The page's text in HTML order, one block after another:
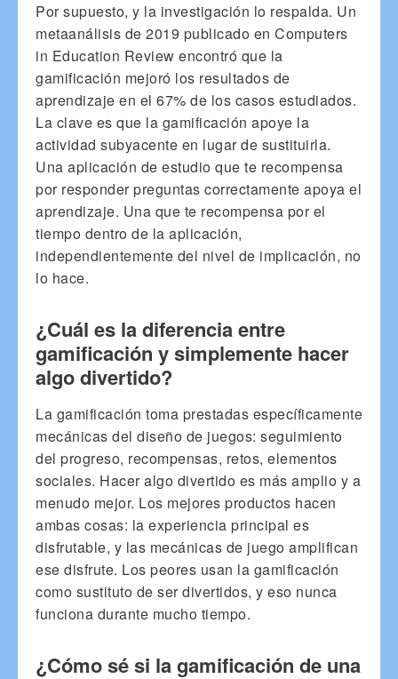
Por supuesto, y la investigación lo respalda. Un
metaanálisis de 2019 publicado en Computers
in Education Review encontró que la
gamificación mejoró los resultados de
aprendizaje en el 67% de los casos estudiados.
La clave es que la gamificación apoye la
actividad subyacente en lugar de sustituirla.
Una aplicación de estudio que te recompensa
por responder preguntas correctamente apoya el
aprendizaje. Una que te recompensa por el
tiempo dentro de la aplicación,
independientemente del nivel de implicación, no
lo hace.
¿Cuál es la diferencia entre
gamificación y simplemente hacer
algo divertido?
La gamificación toma prestadas específicamente
mecánicas del diseño de juegos: seguimiento
del progreso, recompensas, retos, elementos
sociales. Hacer algo divertido es más amplio y a
menudo mejor. Los mejores productos hacen
ambas cosas: la experiencia principal es
disfrutable, y las mecánicas de juego amplifican
ese disfrute. Los peores usan la gamificación
como sustituto de ser divertidos, y eso nunca
funciona durante mucho tiempo.
¿Cómo sé si la gamificación de una